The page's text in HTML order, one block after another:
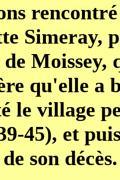
Simeray,
Moissey,
qu'elle a
le village
45), et
son décès.